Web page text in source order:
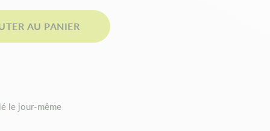
AU PANIER
le jour-même